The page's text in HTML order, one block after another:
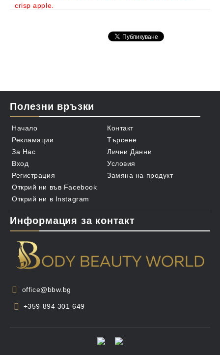
crisp apple.
Обогатен с масло от Шеа и ексклузивния комплекс за
Съдържа богати на хранителни вещества съставки
като Витамин Е и защитния Витамин В5. Бърза за
абсорбиране, немазна формула, осигуряваща16часа
непрекъсната хидратация на Вашата кожа
Внос и производство: САЩ
Полезни връзки
Начало
Рекламации
За Нас
Вход
Регистрация
Контакт
Търсене
Лични Данни
Условия
Замяна на продукт
Открий ни във Facebook
Открий ни в Instagram
Информация за контакт
office@bbw.bg
+359 894 301 649